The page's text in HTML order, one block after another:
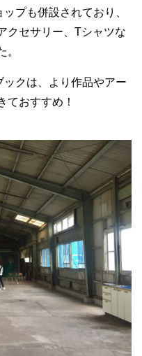
プも併設されており、
クセサリー、Tシャツな
。
クは、より作品やアー
ておすすめ！